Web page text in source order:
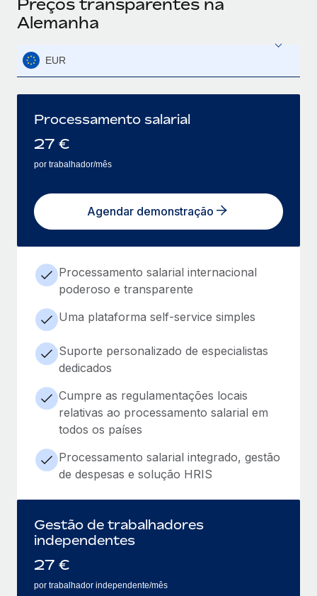
Preços transparentes na
Alemanha
EUR
Processamento salarial
27 €
por trabalhador/mês
Agendar demonstração
Processamento salarial internacional
poderoso e transparente
Uma plataforma self-service simples
Suporte personalizado de especialistas
dedicados
Cumpre as regulamentações locais
relativas ao processamento salarial em
todos os países
Processamento salarial integrado, gestão
de despesas e solução HRIS
Gestão de trabalhadores
independentes
27 €
por trabalhador independente/mês